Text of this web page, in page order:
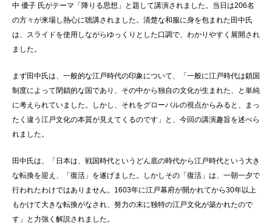
中 優子 氏がテーマ「降りる思想」と題して講演されました。当日は206名
の方々が来場し熱心に聴講されました。清楚な和服に身を包まれた田中氏
は、スライドを使用しながらゆっくりとした口調で、わかりやすく展開され
ました。
まず田中氏は、一般的な江戸時代の印象について、「一般に江戸時代は鎖国
制度によって閉鎖的な国であり、その中から独自の文化が生まれた、と単純
に考えられていました。しかし、それをグローバルの視点からみると、まっ
たく違う江戸文化の本質が見えてくるのです」と、今回の講演趣旨を述べら
れました。
田中氏は、「日本は、戦国時代というどん底の時代から江戸時代という大き
な転換を迎え、「復活」を遂げました。しかしその「復活」は、一朝一夕で
行われたわけではありません。1603年に江戸幕府が開かれてから30年以上
もかけて大きな転換がなされ、努力の末に独特の江戸文化が築かれたので
す」と力強く解説されました。